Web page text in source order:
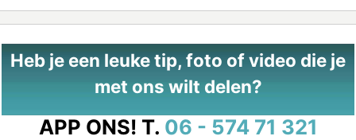
Heb je een leuke tip, foto of video die je
met ons wilt delen?
APP ONS! T. 06 - 574 71 321